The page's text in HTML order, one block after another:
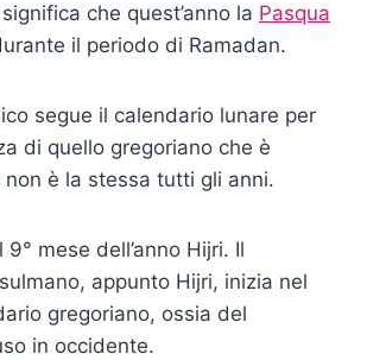
che quest’anno la Pasqua
il periodo di Ramadan.
segue il calendario lunare per
di quello gregoriano che è
è la stessa tutti gli anni.
9° mese dell’anno Hijri. Il
appunto Hijri, inizia nel
gregoriano, ossia del
in occidente.